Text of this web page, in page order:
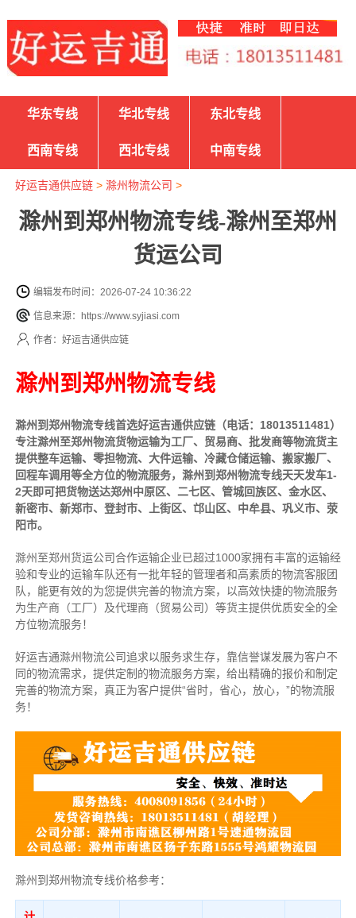
华东专线 华北专线 东北专线
西南专线 西北专线 中南专线
好运吉通供应链> 滁州物流公司 >
滁州到郑州物流专线-滁州至郑州
货运公司
编辑发布时间：2026-07-24 10:36:22
信息来源：https://www.syjiasi.com
作者：好运吉通供应链
滁州到郑州物流专线
滁州到郑州物流专线首选好运吉通供应链（电话：18013511481）
专注滁州至郑州物流货物运输为工厂、贸易商、批发商等物流货主
提供整车运输、零担物流、大件运输、冷藏仓储运输、搬家搬厂、
回程车调用等全方位的物流服务，滁州到郑州物流专线天天发车1-
2天即可把货物送达郑州中原区、二七区、管城回族区、金水区、
新密市、新郑市、登封市、上街区、邙山区、中牟县、巩义市、荥
阳市。
滁州至郑州货运公司合作运输企业已超过1000家拥有丰富的运输经
验和专业的运输车队还有一批年轻的管理者和高素质的物流客服团
队，能更有效的为您提供完善的物流方案，以高效快捷的物流服务
为生产商（工厂）及代理商（贸易公司）等货主提供优质安全的全
方位物流服务！
好运吉通滁州物流公司追求以服务求生存，靠信誉谋发展为客户不
同的物流需求，提供定制的物流服务方案，给出精确的报价和制定
完善的物流方案，真正为客户提供“省时，省心，放心，”的物流服
务！
滁州到郑州物流专线价格参考：